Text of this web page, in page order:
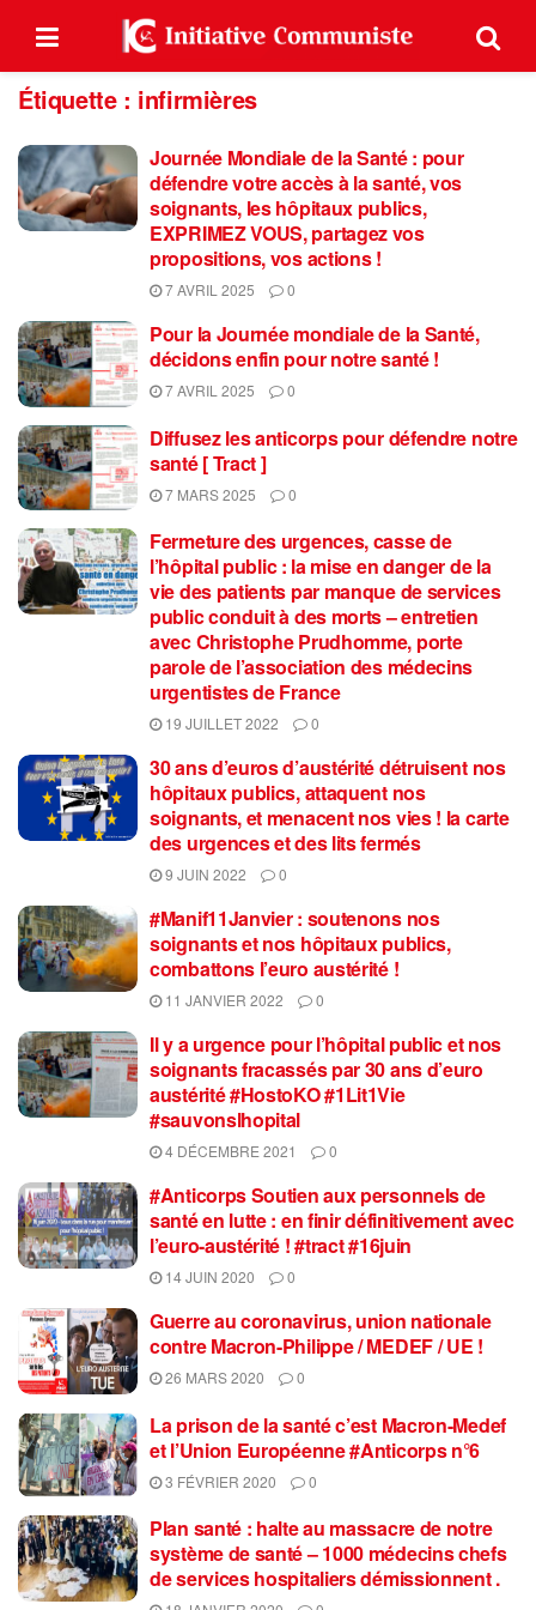
Étiquette : infirmières
Journée Mondiale de la Santé : pour
défendre votre accès à la santé, vos
soignants, les hôpitaux publics,
EXPRIMEZ VOUS, partagez vos
propositions, vos actions !
7 AVRIL 2025 0
Pour la Journée mondiale de la Santé,
décidons enfin pour notre santé !
7 AVRIL 2025 0
Diffusez les anticorps pour défendre notre
santé [ Tract ]
7 MARS 2025 0
Fermeture des urgences, casse de
l’hôpital public : la mise en danger de la
vie des patients par manque de services
public conduit à des morts – entretien
avec Christophe Prudhomme, porte
parole de l’association des médecins
urgentistes de France
19 JUILLET 2022 0
30 ans d’euros d’austérité détruisent nos
hôpitaux publics, attaquent nos
soignants, et menacent nos vies ! la carte
des urgences et des lits fermés
9 JUIN 2022 0
#Manif11Janvier : soutenons nos
soignants et nos hôpitaux publics,
combattons l’euro austérité !
11 JANVIER 2022 0
Il y a urgence pour l’hôpital public et nos
soignants fracassés par 30 ans d’euro
austérité #HostoKO #1Lit1Vie
#sauvonslhopital
4 DÉCEMBRE 2021 0
#Anticorps Soutien aux personnels de
santé en lutte : en finir définitivement avec
l’euro-austérité ! #tract #16juin
14 JUIN 2020 0
Guerre au coronavirus, union nationale
contre Macron-Philippe / MEDEF / UE !
26 MARS 2020 0
La prison de la santé c’est Macron-Medef
et l’Union Européenne #Anticorps n°6
3 FÉVRIER 2020 0
Plan santé : halte au massacre de notre
système de santé – 1000 médecins chefs
de services hospitaliers démissionnent .